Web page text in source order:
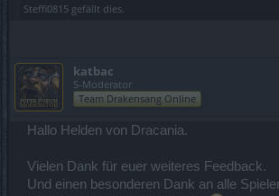
Steffi0815 gefällt dies.
katbac
S-Moderator
Team Drakensang Online
Hallo Helden von Dracania.
Vielen Dank für euer weiteres Feedback.
Und einen besonderen Dank an alle